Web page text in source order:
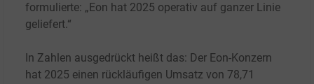
formulierte: „Eon hat 2025 operativ auf ganzer Linie
geliefert.“
In Zahlen ausgedrückt heißt das: Der Eon-Konzern
hat 2025 einen rückläufigen Umsatz von 78,71